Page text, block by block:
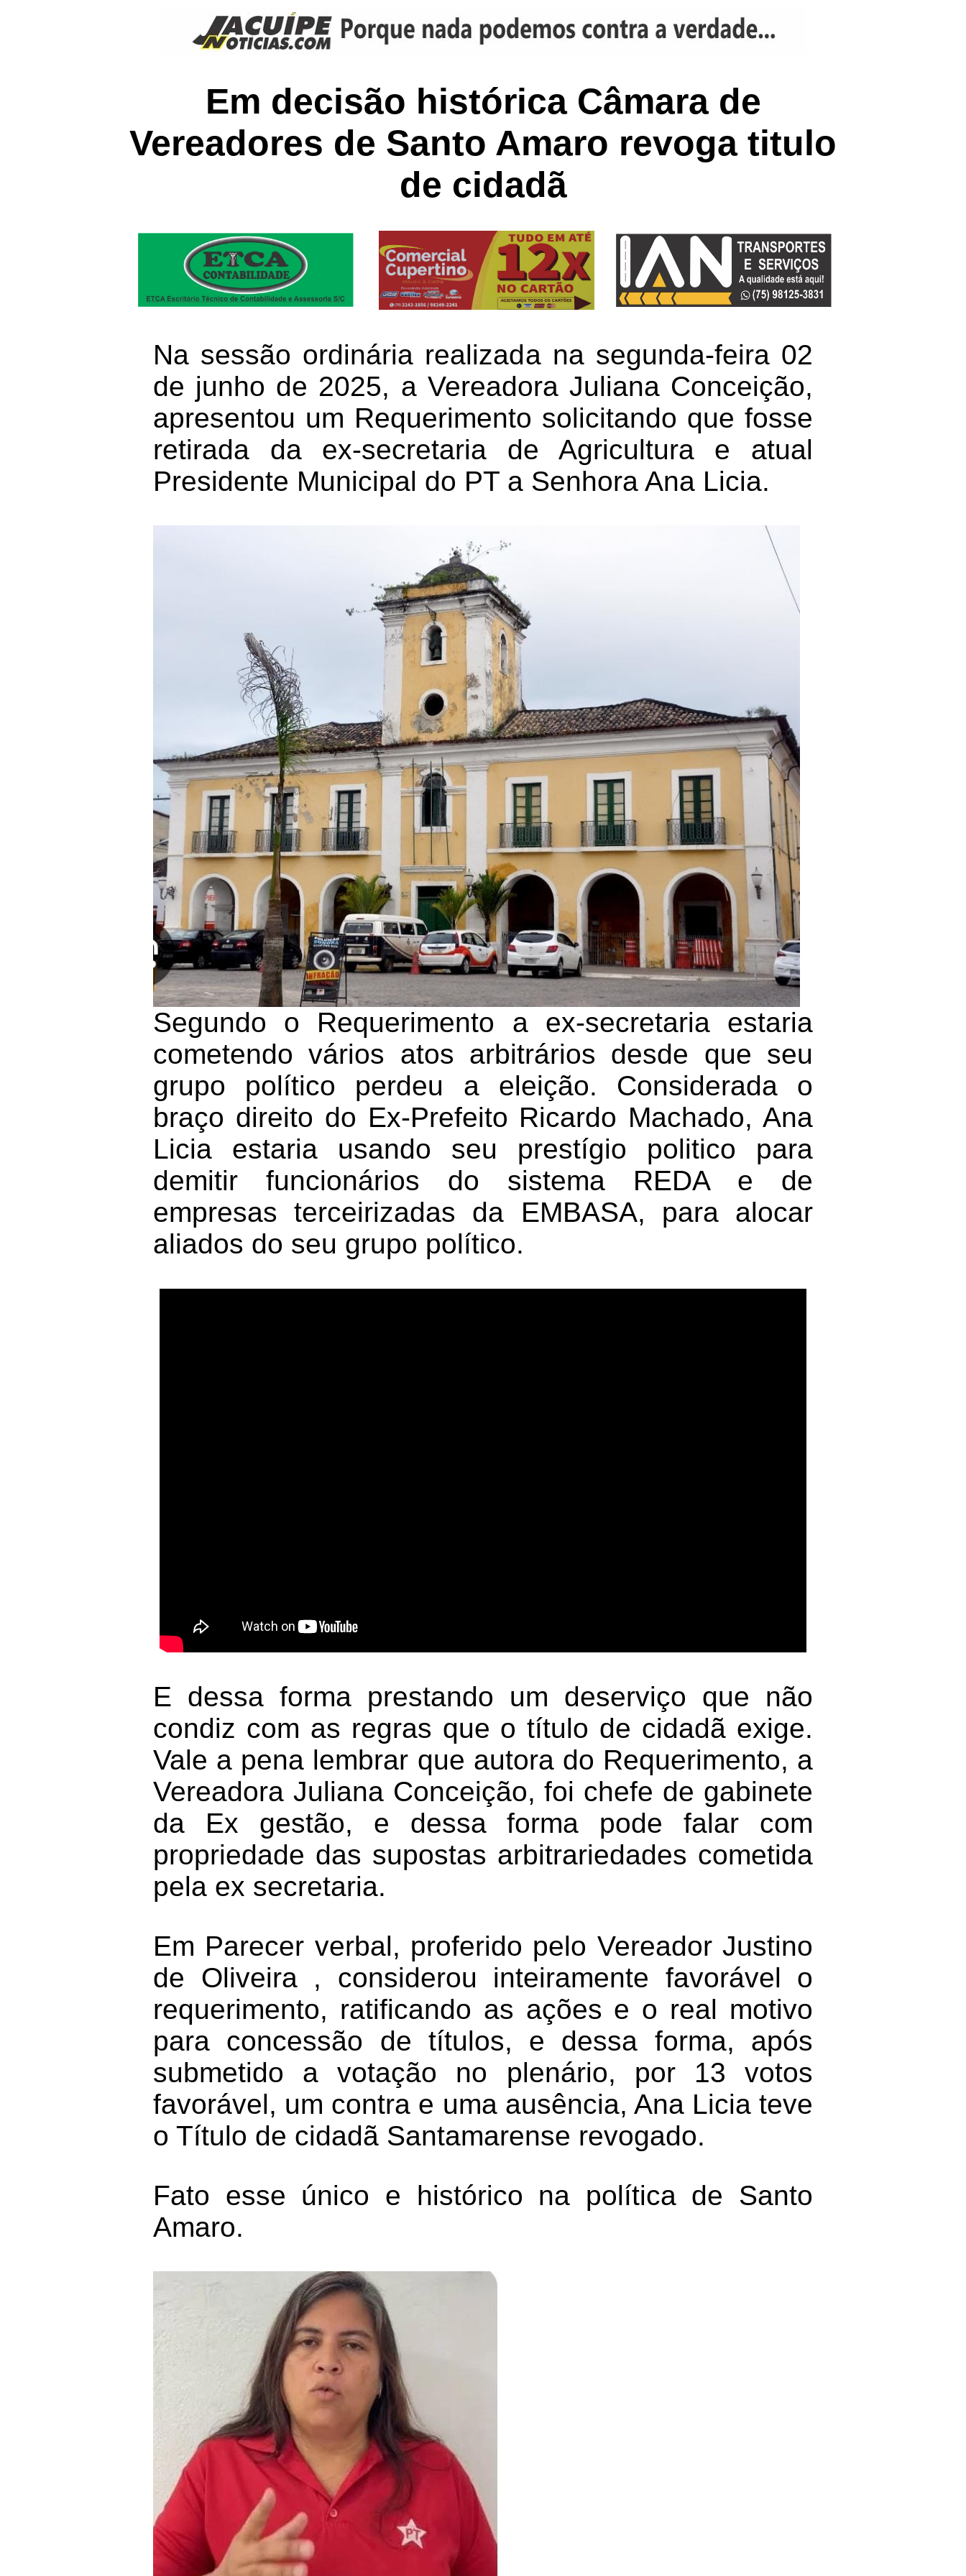
Em decisão histórica Câmara de
Vereadores de Santo Amaro revoga titulo
de cidadã
Na sessão ordinária realizada na segunda-feira 02
de junho de 2025, a Vereadora Juliana Conceição,
apresentou um Requerimento solicitando que fosse
retirada da ex-secretaria de Agricultura e atual
Presidente Municipal do PT a Senhora Ana Licia.
Segundo o Requerimento a ex-secretaria estaria
cometendo vários atos arbitrários desde que seu
grupo político perdeu a eleição. Considerada o
braço direito do Ex-Prefeito Ricardo Machado, Ana
Licia estaria usando seu prestígio politico para
demitir funcionários do sistema REDA e de
empresas terceirizadas da EMBASA, para alocar
aliados do seu grupo político.
E dessa forma prestando um deserviço que não
condiz com as regras que o título de cidadã exige.
Vale a pena lembrar que autora do Requerimento, a
Vereadora Juliana Conceição, foi chefe de gabinete
da Ex gestão, e dessa forma pode falar com
propriedade das supostas arbitrariedades cometida
pela ex secretaria.
Em Parecer verbal, proferido pelo Vereador Justino
de Oliveira , considerou inteiramente favorável o
requerimento, ratificando as ações e o real motivo
para concessão de títulos, e dessa forma, após
submetido a votação no plenário, por 13 votos
favorável, um contra e uma ausência, Ana Licia teve
o Título de cidadã Santamarense revogado.
Fato esse único e histórico na política de Santo
Amaro.